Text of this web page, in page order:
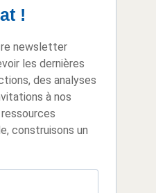
!
newsletter
les dernières
des analyses
à nos
construisons un